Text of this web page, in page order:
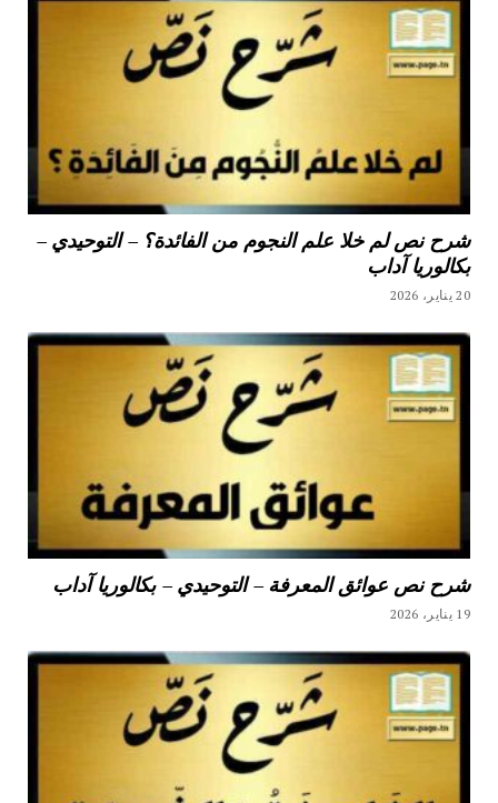
شرح نص لم خلا علم النجوم من الفائدة؟ – التوحيدي –
بكالوريا آداب
20 يناير، 2026
شرح نص عوائق المعرفة – التوحيدي – بكالوريا آداب
19 يناير، 2026